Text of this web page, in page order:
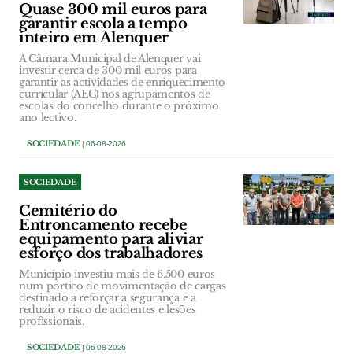
Quase 300 mil euros para
garantir escola a tempo
inteiro em Alenquer
A Câmara Municipal de Alenquer vai
investir cerca de 300 mil euros para
garantir as actividades de enriquecimento
curricular (AEC) nos agrupamentos de
escolas do concelho durante o próximo
ano lectivo.
SOCIEDADE| 06-08-2026
SOCIEDADE
Cemitério do
Entroncamento recebe
equipamento para aliviar
esforço dos trabalhadores
Município investiu mais de 6.500 euros
num pórtico de movimentação de cargas
destinado a reforçar a segurança e a
reduzir o risco de acidentes e lesões
profissionais.
SOCIEDADE| 06-08-2026